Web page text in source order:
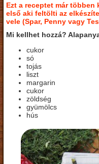
Ezt a receptet már
első aki feltölti az
vele (Spar, Penny vagy
Mi kellhet hozzá?
cukor
só
tojás
liszt
margarin
cukor
zöldség
gyümölcs
hús